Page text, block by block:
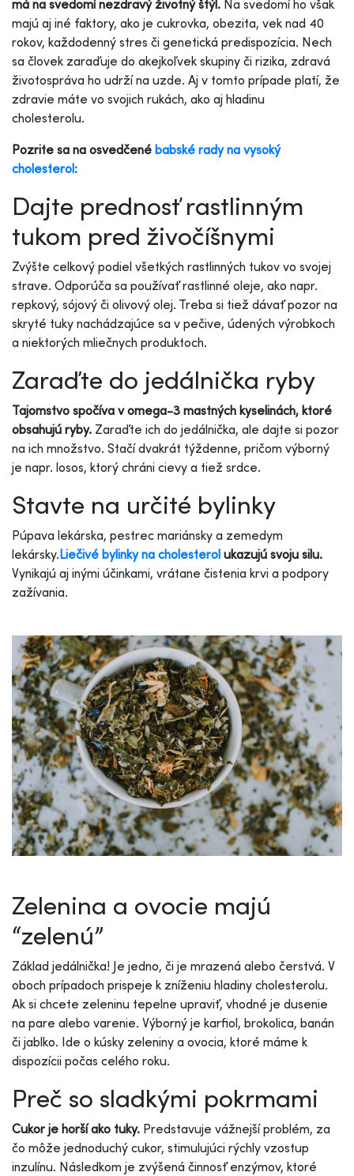
má na svedomí nezdravý životný štýl. Na svedomí ho však
majú aj iné faktory, ako je cukrovka, obezita, vek nad 40
rokov, každodenný stres či genetická predispozícia. Nech
sa človek zaraďuje do akejkoľvek skupiny či rizika, zdravá
životospráva ho udrží na uzde. Aj v tomto prípade platí, že
zdravie máte vo svojich rukách, ako aj hladinu
cholesterolu.
Pozrite sa na osvedčené babské rady na vysoký
cholesterol:
Dajte prednosť rastlinným
tukom pred živočíšnymi
Zvýšte celkový podiel všetkých rastlinných tukov vo svojej
strave. Odporúča sa používať rastlinné oleje, ako napr.
repkový, sójový či olivový olej. Treba si tiež dávať pozor na
skryté tuky nachádzajúce sa v pečive, údených výrobkoch
a niektorých mliečnych produktoch.
Zaraďte do jedálnička ryby
Tajomstvo spočíva v omega-3 mastných kyselinách, ktoré
obsahujú ryby. Zaraďte ich do jedálnička, ale dajte si pozor
na ich množstvo. Stačí dvakrát týždenne, pričom výborný
je napr. losos, ktorý chráni cievy a tiež srdce.
Stavte na určité bylinky
Púpava lekárska, pestrec mariánsky a zemedym
lekársky.Liečivé bylinky na cholesterol ukazujú svoju silu.
Vynikajú aj inými účinkami, vrátane čistenia krvi a podpory
zažívania.
Zelenina a ovocie majú
“zelenú”
Základ jedálnička! Je jedno, či je mrazená alebo čerstvá. V
oboch prípadoch prispeje k zníženiu hladiny cholesterolu.
Ak si chcete zeleninu tepelne upraviť, vhodné je dusenie
na pare alebo varenie. Výborný je karfiol, brokolica, banán
či jablko. Ide o kúsky zeleniny a ovocia, ktoré máme k
dispozícii počas celého roku.
Preč so sladkými pokrmami
Cukor je horší ako tuky. Predstavuje vážnejší problém, za
čo môže jednoduchý cukor, stimulujúci rýchly vzostup
inzulínu. Následkom je zvýšená činnosť enzýmov, ktoré